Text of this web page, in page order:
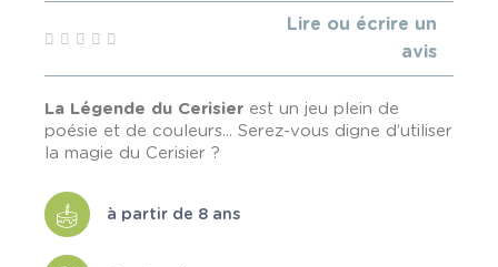
Lire ou écrire un
avis
La Légende du Cerisier est un jeu plein de
poésie et de couleurs... Serez-vous digne d’utiliser
la magie du Cerisier ?
à partir de 8 ans